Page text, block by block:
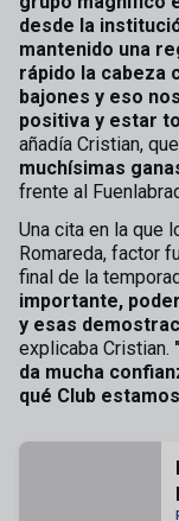
desde la
mantenido una
rápido la cabeza
bajones y eso
positiva y estar
añadía Cristian,
muchísimas
frente al
Una cita en la que
Romareda, factor
final de la
importante,
y esas
explicaba Cristian.
da mucha
qué Club